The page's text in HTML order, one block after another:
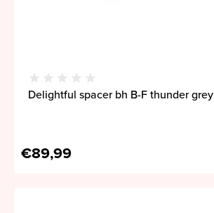
Delightful spacer bh B-F thunder grey
€89,99